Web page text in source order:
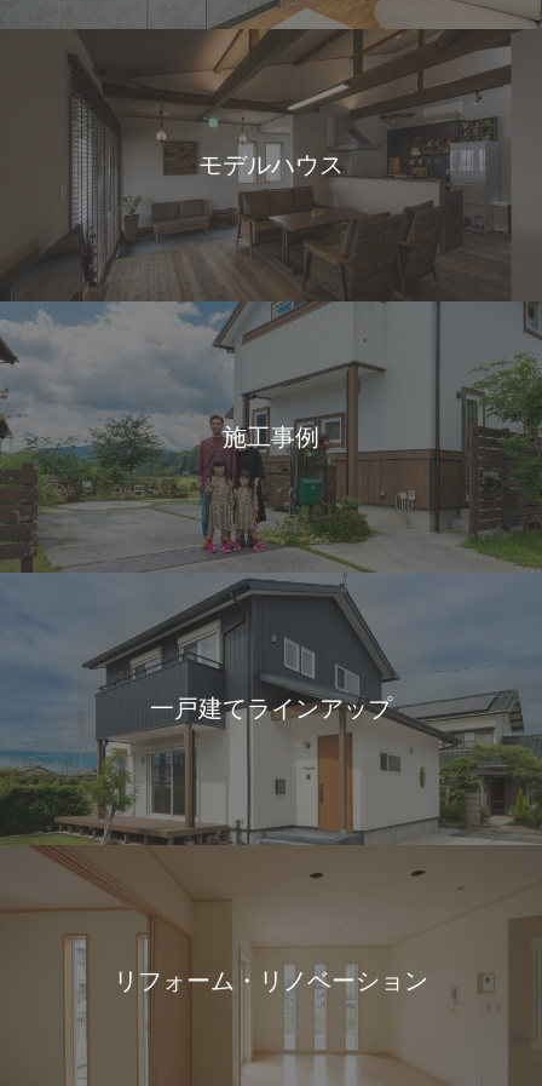
モデルハウス
施工事例
一戸建てラインアップ
リフォーム・リノベーション